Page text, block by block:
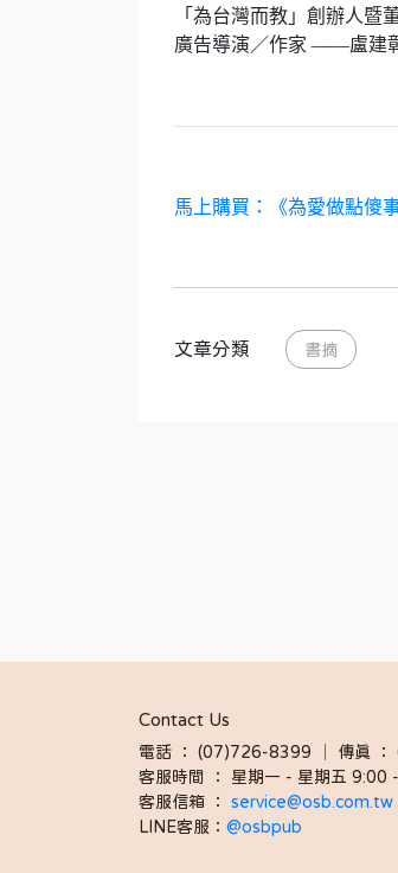
「為台灣而教」創辦人
廣告導演／作家 ——盧建
馬上購買：《為愛做點傻
文章分類 書摘
Contact Us
電話 ： (07)726-8399 │ 傳真
客服時間 ： 星期一 - 星期五
客服信箱 ： service@osb.com.tw
LINE客服： @osbpub